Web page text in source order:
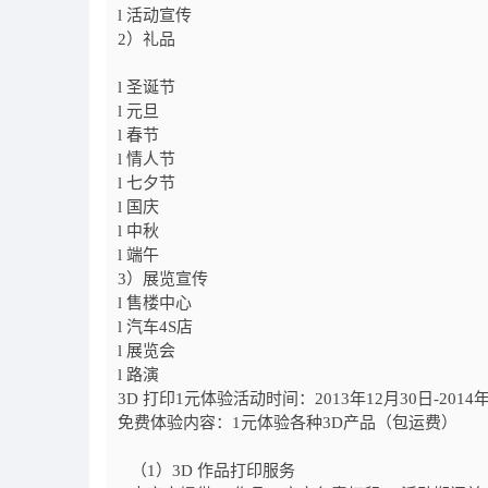
l 活动宣传
2）礼品
l 圣诞节
l 元旦
l 春节
l 情人节
l 七夕节
l 国庆
l 中秋
l 端午
3）展览宣传
l 售楼中心
l 汽车4S店
l 展览会
l 路演
3D 打印1 元体验活动时间： 2013年12月 30 日-2014
免费体验内容： 1 元体验各种3D产品（包运费）
（1 ） 3D 作品打印服务